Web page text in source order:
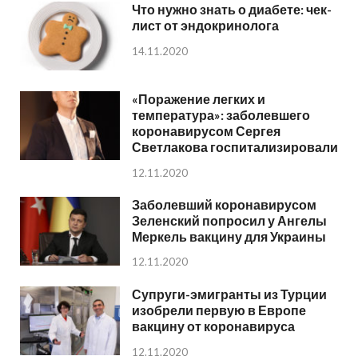
Что нужно знать о диабете: чек-
лист от эндокринолога
14.11.2020
«Поражение легких и
температура»: заболевшего
коронавирусом Сергея
Светлакова госпитализировали
12.11.2020
Заболевший коронавирусом
Зеленский попросил у Ангелы
Меркель вакцину для Украины
12.11.2020
Супруги-эмигранты из Турции
изобрели первую в Европе
вакцину от коронавируса
12.11.2020